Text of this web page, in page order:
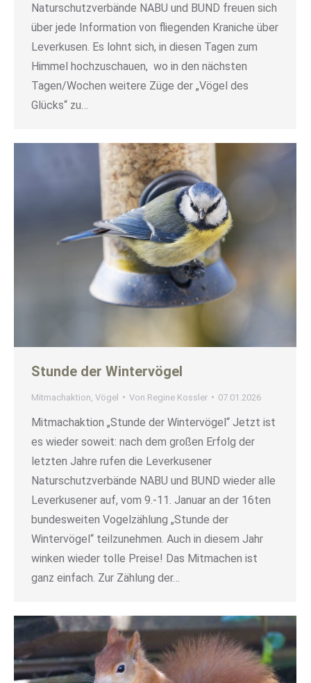
Naturschutzverbände NABU und BUND freuen sich
über jede Information von fliegenden Kraniche über
Leverkusen. Es lohnt sich, in diesen Tagen zum
Himmel hochzuschauen, wo in den nächsten
Tagen/Wochen weitere Züge der „Vögel des
Glücks“ zu…
Stunde der Wintervögel
Mitmachaktion Vögel Von Regine Kossler 07.01.2026
Mitmachaktion „Stunde der Wintervögel“ Jetzt ist
es wieder soweit: nach dem großen Erfolg der
letzten Jahre rufen die Leverkusener
Naturschutzverbände NABU und BUND wieder alle
Leverkusener auf, vom 9.-11. Januar an der 16ten
bundesweiten Vogelzählung „Stunde der
Wintervögel“ teilzunehmen. Auch in diesem Jahr
winken wieder tolle Preise! Das Mitmachen ist
ganz einfach. Zur Zählung der…